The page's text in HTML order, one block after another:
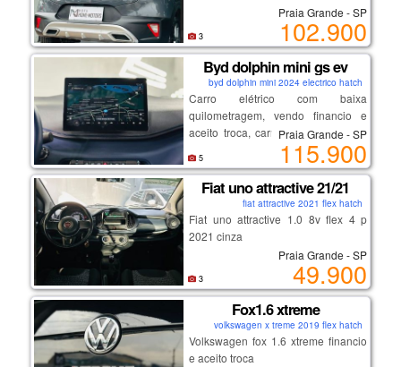
incrível land rover evoque e
descubra como ele pode
transformar suas viagens em
momentos extraordinários. não
deixe essa oportunidade escapar,
porque as melhores experiências
estão a um giro de chave de
distância!
🌟 *land rover evoque se 2.0 diesel
2018 – o suv que combina
sofisticação e aventura!* 🌟
Praia Grande - SP
102.900
3
Byd dolphin mini gs ev
byd dolphin mini 2024 electrico hatch
Carro elétrico com baixa
quilometragem, vendo financio e
aceito troca, carro com garantia de
Praia Grande - SP
115.900
5
Fiat uno attractive 21/21
fiat attractive 2021 flex hatch
Fiat uno attractive 1.0 8v flex 4 p
2021 cinza
Praia Grande - SP
49.900
3
Fox1.6 xtreme
volkswagen x treme 2019 flex hatch
Volkswagen fox 1.6 xtreme financio
e aceito troca